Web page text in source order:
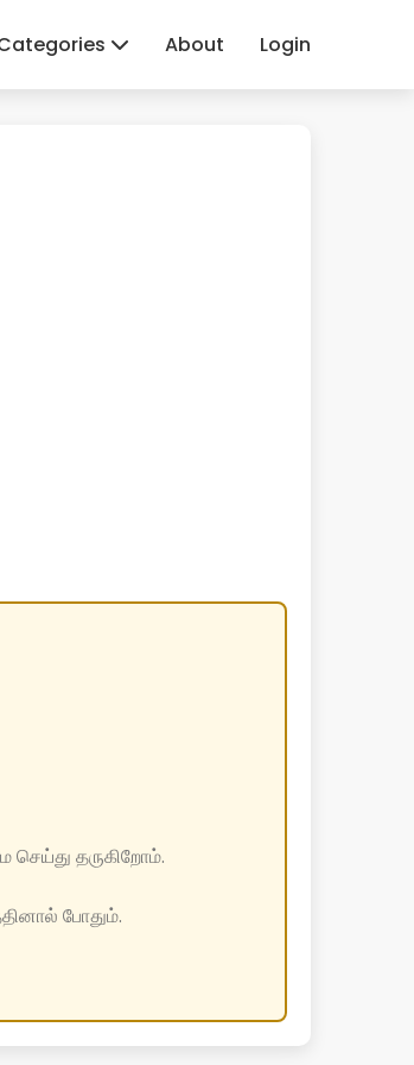
About Login
தருகிறோம்.
போதும்.